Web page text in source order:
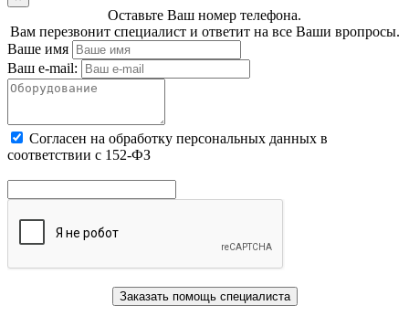
Оставьте Ваш номер телефона.
Вам перезвонит специалист и ответит на все Ваши вропросы.
Ваше имя
Ваш e-mail:
Cогласен на обработку персональных данных в
соответствии с 152-ФЗ
Заказать помощь специалиста